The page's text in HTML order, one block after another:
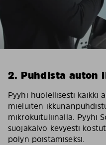
2. Puhdista auton
Pyyhi huolellisesti kaikki
mieluiten
mikrokuituliinalla. Pyyhi
suojakalvo kevyesti
pölyn poistamiseksi.